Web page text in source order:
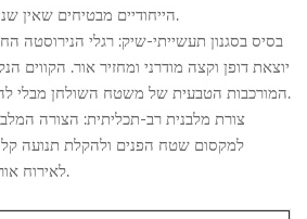
הייחודיים מבטיחים שאין שני שולחנות זהים לחלוטין.
בסיס בסגנון תעשייתי-שיק: רגלי הנירוסטה
יוצאת דופן וקצה מודרני ומחזיר אור. הקווים
המורכבות הטבעית של משטח השולחן מבלי להתחרות על תשומת הלב.
צורת מלבנית רב-תכליתית: הצורה
למקסום שטח הפנים ולהקלת תנועה
לאירוח אורחים או לשימוש יומיומי.